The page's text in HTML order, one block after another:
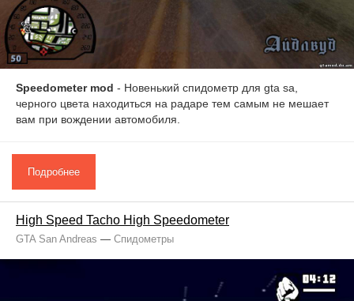
Speedometer mod - Новенький спидометр для gta sa,
черного цвета находиться на радаре тем самым не мешает
вам при вождении автомобиля.
Подробнее
High Speed Tacho High Speedometer
GTA San Andreas — Спидометры